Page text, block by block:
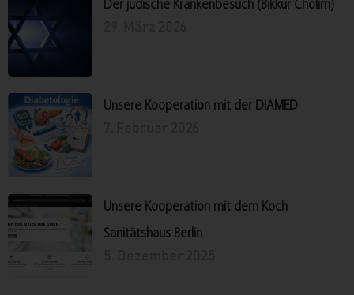
Der jüdische Krankenbesuch (Bikkur Cholim)
Unsere Kooperation mit der DIAMED
Unsere Kooperation mit dem Koch
Sanitätshaus Berlin